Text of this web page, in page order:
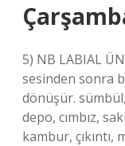
5) NB LABIAL
sesinden sonra
dönüşür.
depo, cımbız,
kambur,